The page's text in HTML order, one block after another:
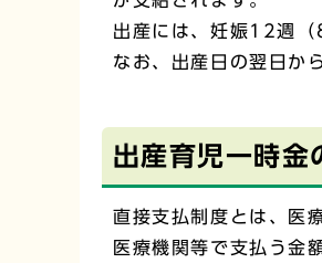
出産には、妊娠12週（
なお、出産日の翌日か
出産育児一時金
直接支払制度とは、医
医療機関等で支払う金